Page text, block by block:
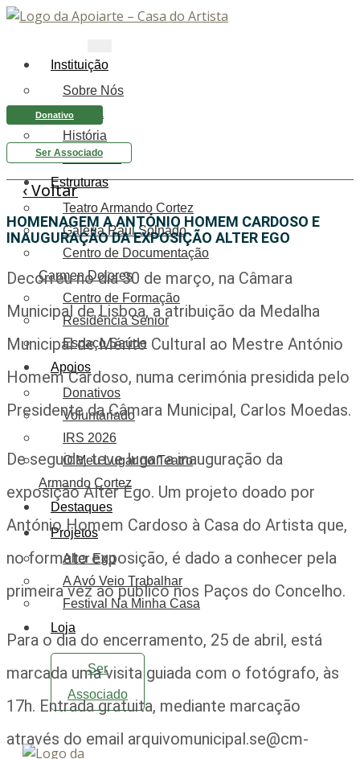
Instituição
Sobre Nós
Equipa
História
Relatórios
Estruturas
Teatro Armando Cortez
Galeria Raul Solnado
Centro de Documentação
Carmen Dolores
Centro de Formação
Residência Sénior
Espaço Saúde
Apoios
Donativos
Voluntariado
IRS 2026
O Meu Lugar no Teatro
Armando Cortez
Destaques
Projetos
Alter Ego
A Avó Veio Trabalhar
Festival Na Minha Casa
Loja
Ser
Associado
Donativo
Ser Associado
‹ Voltar
HOMENAGEM A ANTÓNIO HOMEM CARDOSO E
INAUGURAÇÃO DA EXPOSIÇÃO ALTER EGO
Decorreu no dia 30 de março, na Câmara
Municipal de Lisboa, a atribuição da Medalha
Municipal de Mérito Cultural ao Mestre António
Homem Cardoso, numa cerimónia presidida pelo
Presidente da Câmara Municipal, Carlos Moedas.
De seguida, teve lugar a inauguração da
exposição Alter Ego. Um projeto doado por
António Homem Cardoso à Casa do Artista que,
no formato exposição, é dado a conhecer pela
primeira vez ao público nos Paços do Concelho.
Para o dia do encerramento, 25 de abril, está
marcada uma visita guiada com o fotógrafo, às
17h. Entrada gratuita, mediante marcação
através do email arquivomunicipal.se@cm-